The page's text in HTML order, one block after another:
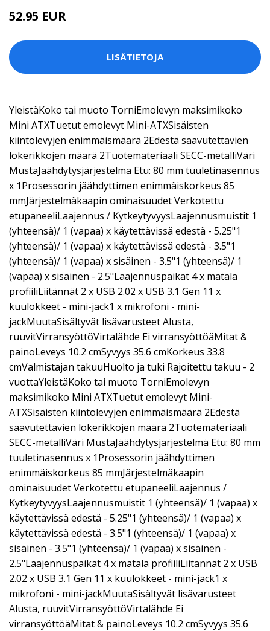
52.95 EUR
LISÄTIETOJA
YleistäKoko tai muoto TorniEmolevyn maksimikoko
Mini ATXTuetut emolevyt Mini-ATXSisäisten
kiintolevyjen enimmäismäärä 2Edestä saavutettavien
lokerikkojen määrä 2Tuotemateriaali SECC-metalliVäri
MustaJäähdytysjärjestelmä Etu: 80 mm tuuletinasennus
x 1Prosessorin jäähdyttimen enimmäiskorkeus 85
mmJärjestelmäkaapin ominaisuudet Verkotettu
etupaneeliLaajennus / KytkeytyvyysLaajennusmuistit 1
(yhteensä)/ 1 (vapaa) x käytettävissä edestä - 5.25"1
(yhteensä)/ 1 (vapaa) x käytettävissä edestä - 3.5"1
(yhteensä)/ 1 (vapaa) x sisäinen - 3.5"1 (yhteensä)/ 1
(vapaa) x sisäinen - 2.5"Laajennuspaikat 4 x matala
profiiliLiitännät 2 x USB 2.02 x USB 3.1 Gen 11 x
kuulokkeet - mini-jack1 x mikrofoni - mini-
jackMuutaSisältyvät lisävarusteet Alusta,
ruuvitVirransyöttöVirtalähde Ei virransyöttöäMitat &
painoLeveys 10.2 cmSyvyys 35.6 cmKorkeus 33.8
cmValmistajan takuuHuolto ja tuki Rajoitettu takuu - 2
vuottaYleistäKoko tai muoto TorniEmolevyn
maksimikoko Mini ATXTuetut emolevyt Mini-
ATXSisäisten kiintolevyjen enimmäismäärä 2Edestä
saavutettavien lokerikkojen määrä 2Tuotemateriaali
SECC-metalliVäri MustaJäähdytysjärjestelmä Etu: 80 mm
tuuletinasennus x 1Prosessorin jäähdyttimen
enimmäiskorkeus 85 mmJärjestelmäkaapin
ominaisuudet Verkotettu etupaneeliLaajennus /
KytkeytyvyysLaajennusmuistit 1 (yhteensä)/ 1 (vapaa) x
käytettävissä edestä - 5.25"1 (yhteensä)/ 1 (vapaa) x
käytettävissä edestä - 3.5"1 (yhteensä)/ 1 (vapaa) x
sisäinen - 3.5"1 (yhteensä)/ 1 (vapaa) x sisäinen -
2.5"Laajennuspaikat 4 x matala profiiliLiitännät 2 x USB
2.02 x USB 3.1 Gen 11 x kuulokkeet - mini-jack1 x
mikrofoni - mini-jackMuutaSisältyvät lisävarusteet
Alusta, ruuvitVirransyöttöVirtalähde Ei
virransyöttöäMitat & painoLeveys 10.2 cmSyvyys 35.6